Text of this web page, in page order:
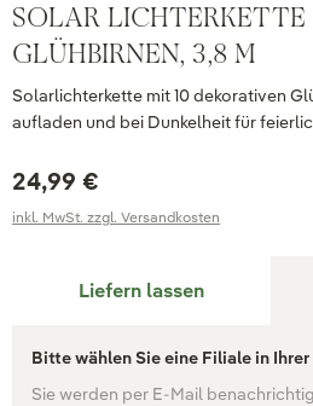
SOLAR LICHTERKETTE
GLÜHBIRNEN, 3,8 M
Solarlichterkette mit 10 dekorativen
aufladen und bei Dunkelheit für
24,99 €
inkl. MwSt. zzgl. Versandkosten
Liefern lassen
Bitte wählen Sie eine Filiale in Ihrer
Sie werden per E-Mail